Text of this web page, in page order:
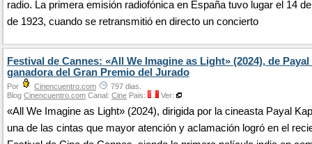
radio. La primera emisión radiofónica en España tuvo lugar el 14
de 1923, cuando se retransmitió en directo un concierto
Festival de Cannes: «All We Imagine as Light» (2024), de
ganadora del Gran Premio del Jurado
Por Cinencuentro.com
797 dias.
Blog Cinencuentro.com Canal: Cine Pais: Ver:
«All We Imagine as Light» (2024), dirigida por la cineasta Payal
una de las cintas que mayor atención y aclamación logró en el